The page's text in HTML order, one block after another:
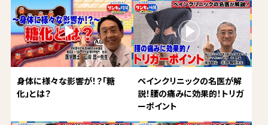
身体に様々な影響が！？「糖
化」とは？
ペインクリニックの名医が解
説！腰の痛みに効果的！トリガ
ーポイント